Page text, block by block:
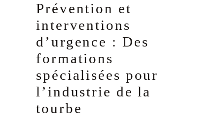
Prévention et
interventions
d’urgence : Des
formations
spécialisées pour
l’industrie de la
tourbe